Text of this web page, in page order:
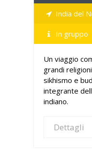
India del
In gruppo
Un viaggio
grandi
sikhismo e
integrante
indiano.
Dettagli